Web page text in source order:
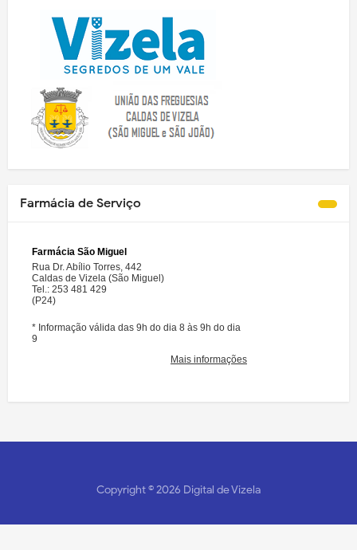
Farmácia de Serviço
Copyright ©2026 Digital de Vizela